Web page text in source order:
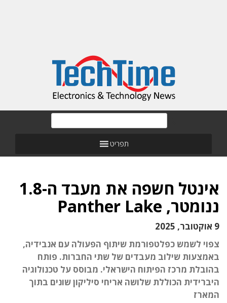
תפריט
אינטל חשפה את מעבד ה-1.8
ננומטר, Panther Lake
9 אוקטובר, 2025
צפוי לשמש כפלטפורמת שיתוף הפעולה עם אנבידיה,
באמצעות שילוב מעבדים של שתי החברות. פותח
בהובלת מרכז הפיתוח הישראלי. מבוסס על טכנולוגיה
היברידית הכוללת שלושה אריחי סיליקון שונים בתוך
המארז